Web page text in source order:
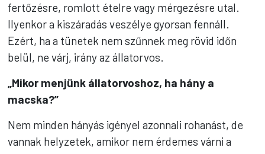
fertőzésre, romlott ételre vagy mérgezésre utal.
Ilyenkor a kiszáradás veszélye gyorsan fennáll.
Ezért, ha a tünetek nem szűnnek meg rövid időn
belül, ne várj, irány az állatorvos.
„Mikor menjünk állatorvoshoz, ha hány a
macska?”
Nem minden hányás igényel azonnali rohanást, de
vannak helyzetek, amikor nem érdemes várni a